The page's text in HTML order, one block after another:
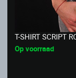
T-SHIRT SCRIPT
Op voorraad